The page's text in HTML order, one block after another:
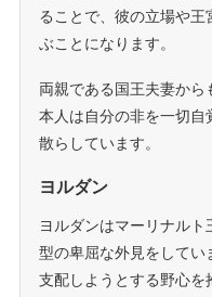
ることで、彼の立場や王
ぶことになります。
両親である国王夫妻から
本人は自分の非を一切自
散らしています。
ヨルダン
ヨルダンはマーリナル
型の卑屈な外見をしてい
支配しようとする野心を